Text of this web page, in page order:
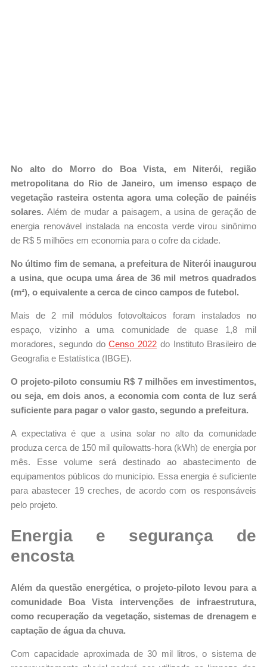
No alto do Morro do Boa Vista, em Niterói, região
metropolitana do Rio de Janeiro, um imenso espaço de
vegetação rasteira ostenta agora uma coleção de painéis
solares.Além de mudar a paisagem, a usina de geração de
energia renovável instalada na encosta verde virou sinônimo
de R$ 5 milhões em economia para o cofre da cidade.
No último fim de semana, a prefeitura de Niterói inaugurou
a usina, que ocupa uma área de 36 mil metros quadrados
(m²), o equivalente a cerca de cinco campos de futebol.
Mais de 2 mil módulos fotovoltaicos foram instalados no
espaço, vizinho a uma comunidade de quase 1,8 mil
moradores, segundo doCenso 2022 do Instituto Brasileiro de
Geografia e Estatística (IBGE).
O projeto-piloto consumiu R$ 7 milhões em investimentos,
ou seja, em dois anos, a economia com conta de luz será
suficiente para pagar o valor gasto, segundo a prefeitura.
A expectativa é que a usina solar no alto da comunidade
produza cerca de 150 mil quilowatts-hora (kWh) de energia por
mês. Esse volume será destinado ao abastecimento de
equipamentos públicos do município. Essa energia é suficiente
para abastecer 19 creches, de acordo com os responsáveis
pelo projeto.
Energia e segurança de
encosta
Além da questão energética, o projeto-piloto levou para a
comunidade Boa Vista intervenções de infraestrutura,
como recuperação da vegetação, sistemas de drenagem e
captação de água da chuva.
Com capacidade aproximada de 30 mil litros, o sistema de